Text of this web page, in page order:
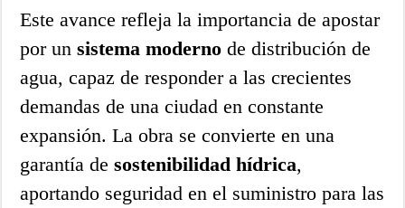
Este avance refleja la importancia de apostar
por unsistema moderno de distribución de
agua, capaz de responder a las crecientes
demandas de una ciudad en constante
expansión. La obra se convierte en una
garantía desostenibilidad hídrica,
aportando seguridad en el suministro para las